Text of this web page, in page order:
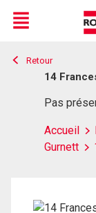
Live
En Direct
Menu
Retour
14
Pas
Accueil
Gurnett